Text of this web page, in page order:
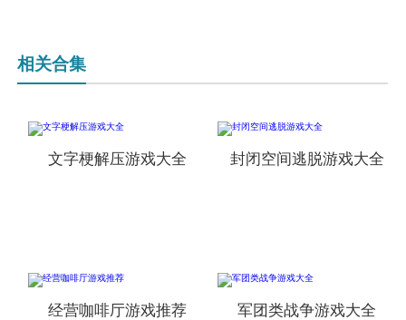
相关合集
文字梗解压游戏大全 封闭空间逃脱游戏大全
经营咖啡厅游戏推荐 军团类战争游戏大全